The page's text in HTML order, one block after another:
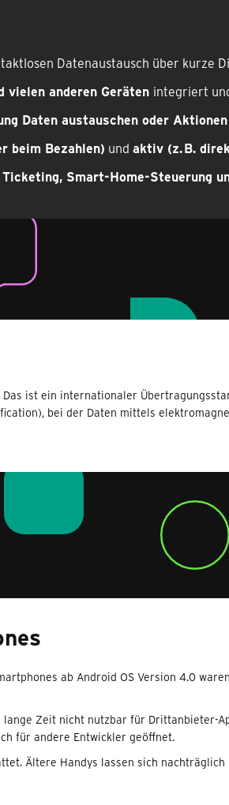
Datenaustausch über kurze
vielen anderen Geräten integriert
Daten austauschen oder
beim Bezahlen) und aktiv (z. B.
Smart-Home-Steuerung
ist ein internationaler
bei der Daten mittels
ab Android OS Version 4.0
Zeit nicht nutzbar für Drittanbieter-
für andere Entwickler geöffnet.
Ältere Handys lassen sich